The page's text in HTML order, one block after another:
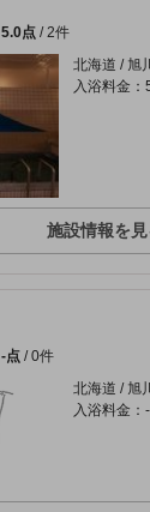
5.0点 / 2件
北海道 / 旭
入浴料金：
施設情報を見
-点 /0件
北海道 / 旭
入浴料金：-